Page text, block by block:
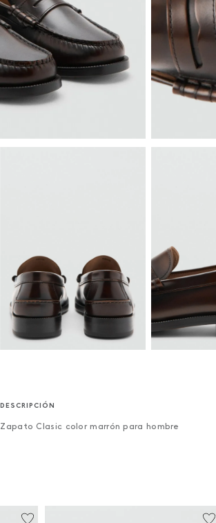
Zapato Clasic color marrón para hombre